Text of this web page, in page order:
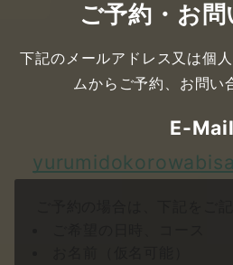
ご予約・お
下記のメールアドレス又は個
ムからご予約、お問い
E-Mail